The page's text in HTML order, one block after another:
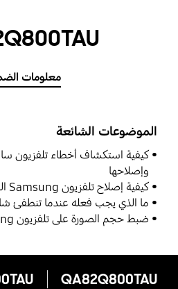
معلومات
الموضوعات الشائعة
كيفية استكشاف أخطاء تلفزيون
وإصلاحها
كيفية إصلاح تلفزيون Samsung الذي لا يعمل ولا يشتغل
ما الذي يجب فعله عندما تنطفئ
ضبط حجم الصورة على تلفزيون Samsung الخاص بك
QA82Q800TAU